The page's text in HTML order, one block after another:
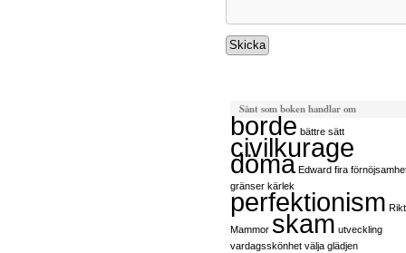
Sånt som boken handlar om
borde bättre sätt
civilkurage
döma Edward fira
gränser kärlek
perfektionism
Mammor skam utveckling
vardagsskönhet välja glädjen